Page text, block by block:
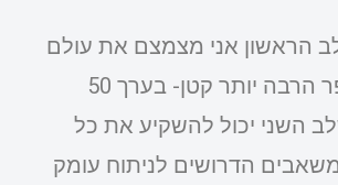
הראשון אני מצמצם את עולם
המניות למספר הרבה יותר קטן- בערך 50
השני יכול להשקיע את כל
הדרושים לניתוח עומק